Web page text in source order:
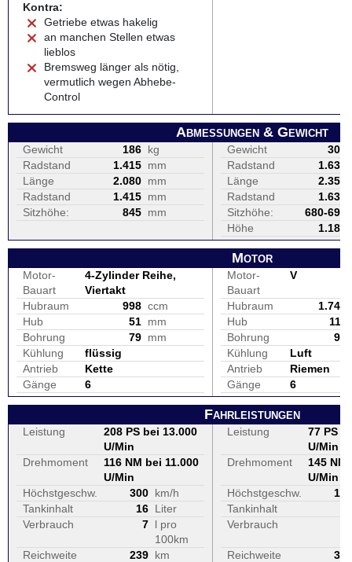
Kontra:
Getriebe etwas hakelig
an manchen Stellen etwas
lieblos
Bremsweg länger als nötig,
vermutlich wegen Abhebe-
Control
Abmessungen & Gewicht
Gewicht 186 kg
Radstand
1.415 mm
Länge
2.080 mm
Radstand
1.415 mm
Sitzhöhe:
845 mm
Gewicht
302
Radstand
1.630
Länge
2.355
Radstand
1.630
Sitzhöhe:
680-690
Höhe
1.185
Motor
Motor-
Bauart
4-Zylinder Reihe,
Viertakt
Hubraum
998 ccm
Hub
51 mm
Bohrung
79 mm
Kühlung
flüssig
Antrieb
Kette
Gänge
6
Motor-
Bauart
V
Hubraum
1.745
Hub
111
Bohrung
98
Kühlung
Luft
Antrieb
Riemen
Gänge
6
Fahrleistungen
Leistung
208 PS bei 13.000
U/Min
Drehmoment
116 NM bei 11.000
U/Min
Höchstgeschw.
300 km/h
Tankinhalt
16 Liter
Verbrauch
7 l pro
100km
Reichweite
239 km
Leistung
77 PS
U/Min
Drehmoment
145 NM
U/Min
Höchstgeschw.
190
Tankinhalt
Verbrauch
Reichweite 344